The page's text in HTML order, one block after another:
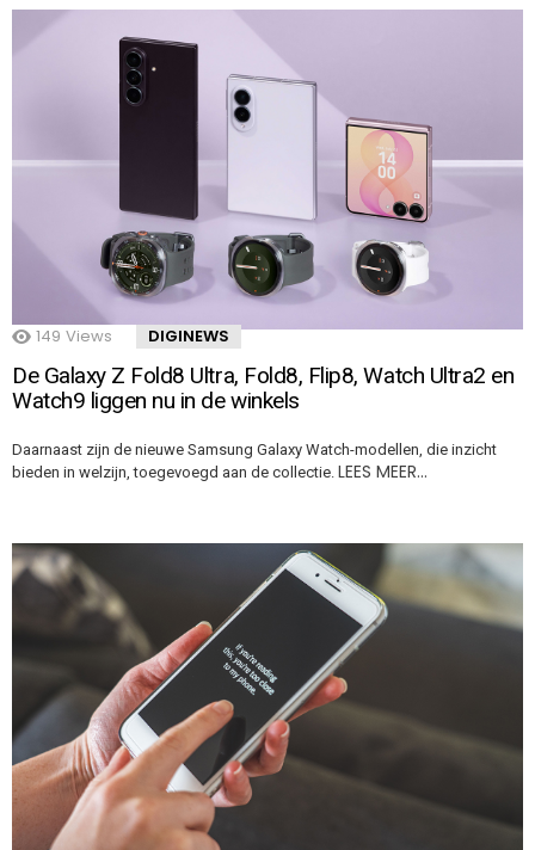
149 Views DIGINEWS
De Galaxy Z Fold8 Ultra, Fold8, Flip8, Watch Ultra2 en
Watch9 liggen nu in de winkels
Daarnaast zijn de nieuwe Samsung Galaxy Watch-modellen, die inzicht
bieden in welzijn, toegevoegd aan de collectie. LEES MEER…